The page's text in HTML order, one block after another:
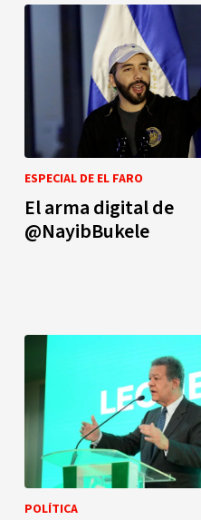
ESPECIAL DE EL FARO
El arma digital de
@NayibBukele
POLÍTICA